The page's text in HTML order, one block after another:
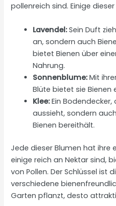
pollenreich sind. Einige
Lavendel:Sein Duft
an, sondern auch
bietet Bienen über
Nahrung.
Sonnenblume:Mit
Blüte bietet sie Bienen
Klee:Ein Bodendecker,
aussieht, sondern
Bienen bereithält.
Jede dieser Blumen hat ihre
einige reich an Nektar sind,
von Pollen. Der Schlüssel ist
verschiedene
Garten pflanzt, desto